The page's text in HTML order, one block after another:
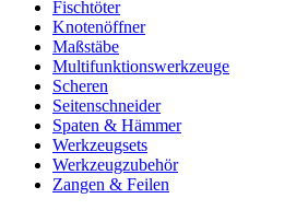
Fischtöter
Knotenöffner
Maßstäbe
Multifunktionswerkzeuge
Scheren
Seitenschneider
Spaten & Hämmer
Werkzeugsets
Werkzeugzubehör
Zangen & Feilen